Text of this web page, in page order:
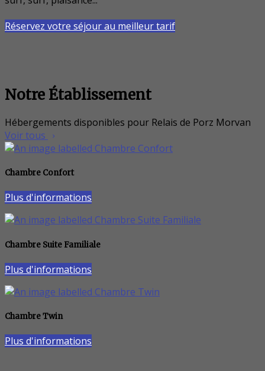
Réservez votre séjour au meilleur tarif
Notre Établissement
Hébergements disponibles pour Relais de Porz Morvan
Voir tous
Chambre Confort
Plus d'informations
Chambre Suite Familiale
Plus d'informations
Chambre Twin
Plus d'informations